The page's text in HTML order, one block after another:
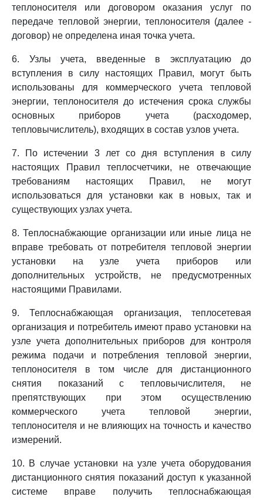
теплоносителя или договором оказания услуг по
передаче тепловой энергии, теплоносителя (далее -
договор) не определена иная точка учета.
6. Узлы учета, введенные в эксплуатацию до
вступления в силу настоящих Правил, могут быть
использованы для коммерческого учета тепловой
энергии, теплоносителя до истечения срока службы
основных приборов учета (расходомер,
тепловычислитель), входящих в состав узлов учета.
7. По истечении 3 лет со дня вступления в силу
настоящих Правил теплосчетчики, не отвечающие
требованиям настоящих Правил, не могут
использоваться для установки как в новых, так и
существующих узлах учета.
8. Теплоснабжающие организации или иные лица не
вправе требовать от потребителя тепловой энергии
установки на узле учета приборов или
дополнительных устройств, не предусмотренных
настоящими Правилами.
9. Теплоснабжающая организация, теплосетевая
организация и потребитель имеют право установки на
узле учета дополнительных приборов для контроля
режима подачи и потребления тепловой энергии,
теплоносителя в том числе для дистанционного
снятия показаний с тепловычислителя, не
препятствующих при этом осуществлению
коммерческого учета тепловой энергии,
теплоносителя и не влияющих на точность и качество
измерений.
10. В случае установки на узле учета оборудования
дистанционного снятия показаний доступ к указанной
системе вправе получить теплоснабжающая